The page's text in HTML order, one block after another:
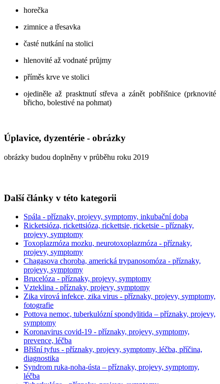
horečka
zimnice a třesavka
časté nutkání na stolici
hlenovité až vodnaté průjmy
příměs krve ve stolici
ojediněle až prasktnutí střeva a zánět pobřišnice (prknovité
břicho, bolestivé na pohmat)
Úplavice, dyzentérie - obrázky
obrázky budou doplněny v průběhu roku 2019
Další články v této kategorii
Spála - příznaky, projevy, symptomy, inkubační doba
Ricketsióza, rickettsióza, rickettsie, ricketsie - příznaky,
projevy, symptomy
Toxoplazmóza mozku, neurotoxoplazmóza - příznaky,
projevy, symptomy
Chagasova choroba, americká trypanosomóza - příznaky,
projevy, symptomy
Brucelóza - příznaky, projevy, symptomy
Vzteklina - příznaky, projevy, symptomy
Zika virová infekce, zika virus - příznaky, projevy, symptomy,
fotografie
Pottova nemoc, tuberkulózní spondylitida – příznaky, projevy,
symptomy
Koronavirus covid-19 - příznaky, projevy, symptomy,
prevence, léčba
Břišní tyfus - příznaky, projevy, symptomy, léčba, příčina,
diagnostika
Syndrom ruka-noha-ústa – příznaky, projevy, symptomy,
léčba